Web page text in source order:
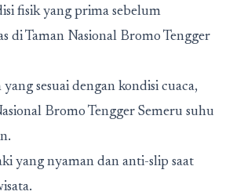
fisik yang prima sebelum
di Taman Nasional Bromo Tengger
sesuai dengan kondisi cuaca,
Bromo Tengger Semeru suhu
yang nyaman dan anti-slip saat